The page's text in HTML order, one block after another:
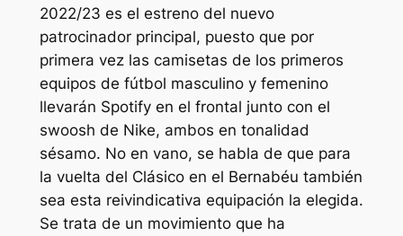
2022/23 es el estreno del nuevo
patrocinador principal, puesto que por
primera vez las camisetas de los primeros
equipos de fútbol masculino y femenino
llevarán Spotify en el frontal junto con el
swoosh de Nike, ambos en tonalidad
sésamo. No en vano, se habla de que para
la vuelta del Clásico en el Bernabéu también
sea esta reivindicativa equipación la elegida.
Se trata de un movimiento que ha